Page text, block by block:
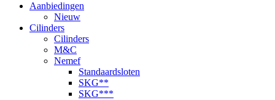
Aanbiedingen
Nieuw
Cilinders
Cilinders
M&C
Nemef
Standaardsloten
SKG**
SKG***